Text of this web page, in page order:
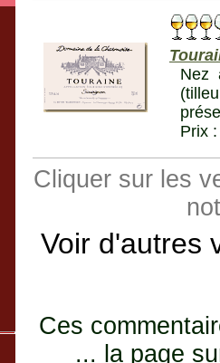
Nez
Prix
Cliquer sur les
Voir d'autres
Ces
... la page